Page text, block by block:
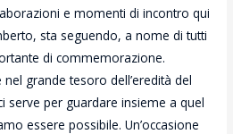
e momenti di incontro qui
sta seguendo, a nome di tutti
di commemorazione.
nel grande tesoro dell’eredità del
serve per guardare insieme a quel
essere possibile. Un’occasione